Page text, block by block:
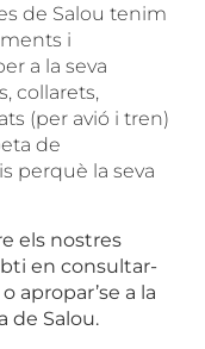
de Salou tenim
i
a la seva
collarets,
(per avió i tren)
de
perquè la seva
els nostres
en consultar-
apropar’se a la
de Salou.